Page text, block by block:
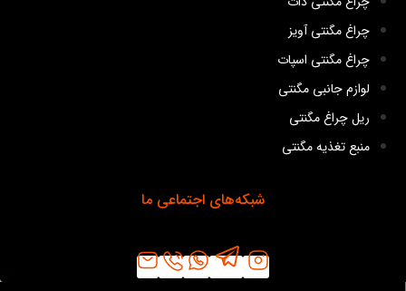
چراغ مگنتی آویز
چراغ مگنتی اسپات
لوازم جانبی مگنتی
ریل چراغ مگنتی
منبع تغذیه مگنتی
شبکه‌های اجتماعی ما